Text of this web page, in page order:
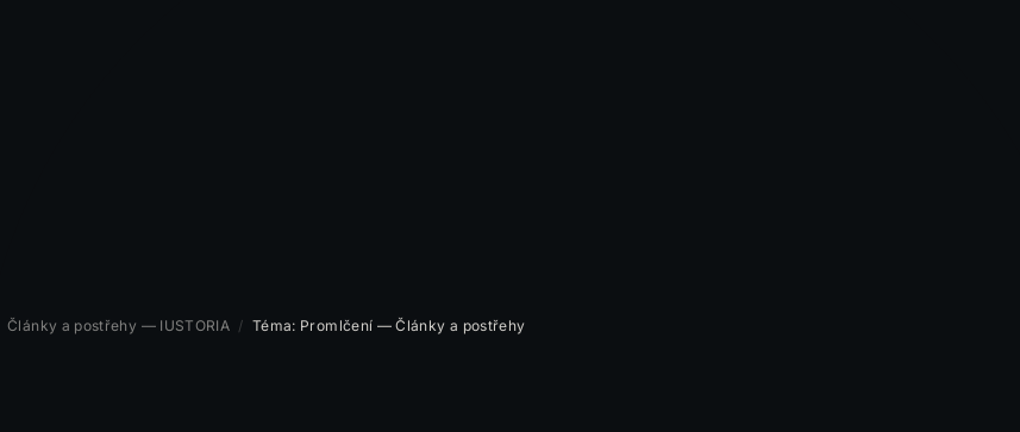
Články a postřehy — IUSTORIA / Téma: Promlčení — Články a postřehy